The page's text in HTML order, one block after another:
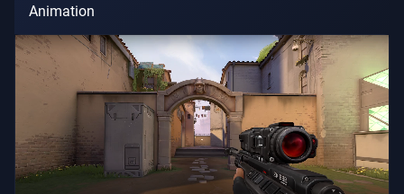
Animation